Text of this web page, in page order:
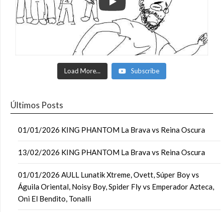
Load More... Subscribe
Últimos Posts
01/01/2026 KING PHANTOM La Brava vs Reina Oscura
13/02/2026 KING PHANTOM La Brava vs Reina Oscura
01/01/2026 AULL Lunatik Xtreme, Ovett, Súper Boy vs
Águila Oriental, Noisy Boy, Spider Fly vs Emperador Azteca,
Oni El Bendito, Tonalli